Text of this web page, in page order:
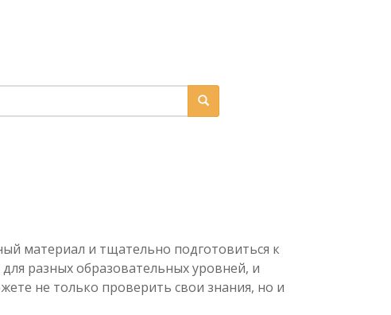
материал и тщательно подготовиться к
разных образовательных уровней, и
не только проверить свои знания, но и